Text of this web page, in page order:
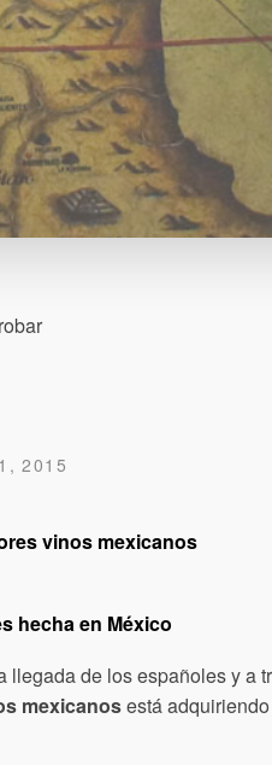
2015
vinos mexicanos
hecha en México
de los españoles y a
mexicanosestá